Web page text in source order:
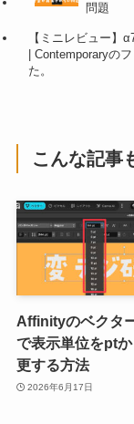
問題
【ミニレビュー】
| Contemporaryの
た。
こんな記事
Affinityのベクタ
で表示単位をpt
更する方法
2026年6月17日